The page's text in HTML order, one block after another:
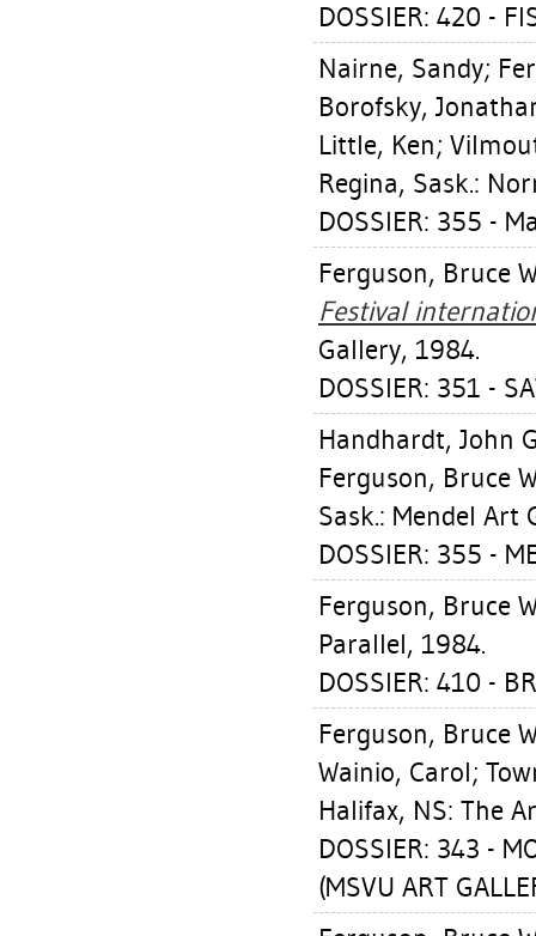
DOSSIER: 420 -
Nairne, Sandy;
Borofsky,
Little, Ken;
Regina, Sask.:
DOSSIER: 355 -
Ferguson, Bruce
Festival
Gallery, 1984.
DOSSIER: 351 -
Handhardt, John
Ferguson, Bruce
Sask.: Mendel Art
DOSSIER: 355 -
Ferguson, Bruce
Parallel, 1984.
DOSSIER: 410 -
Ferguson, Bruce
Wainio, Carol;
Halifax, NS: The
DOSSIER: 343 -
(MSVU ART